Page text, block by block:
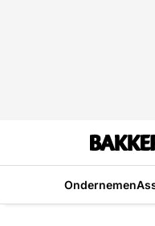
Ondernemen